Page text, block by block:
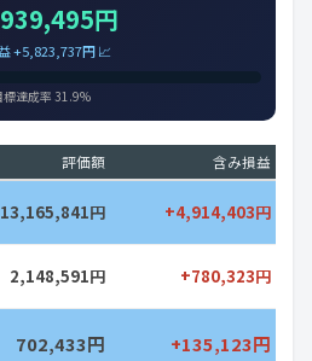
円
+5,823,737円 📈
標達成率 31.9%
評価額 含み損益
13,165,841円 +4,914,403円
2,148,591円 +780,323円
702,433円 +135,123円